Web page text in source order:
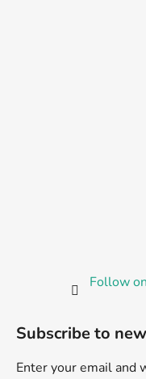
Follow
Subscribe to
Enter your email and